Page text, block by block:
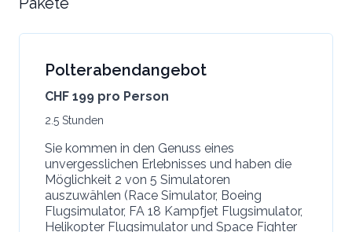
Polterabendangebot
CHF 199 pro Person
2.5 Stunden
Sie kommen in den Genuss eines
unvergesslichen Erlebnisses und haben die
Möglichkeit 2 von 5 Simulatoren
auszuwählen (Race Simulator, Boeing
Flugsimulator, FA 18 Kampfjet Flugsimulator,
Helikopter Flugsimulator und Space Fighter